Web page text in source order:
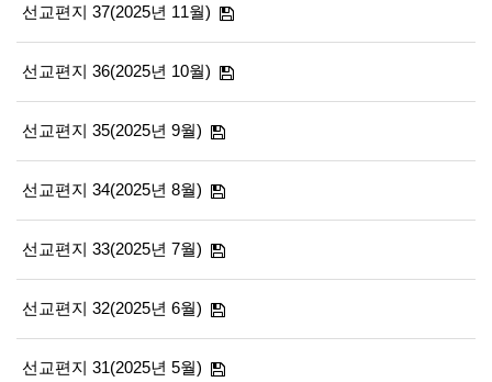
선교편지 37(2025년 11월)
선교편지 36(2025년 10월)
선교편지 35(2025년 9월)
선교편지 34(2025년 8월)
선교편지 33(2025년 7월)
선교편지 32(2025년 6월)
선교편지 31(2025년 5월)